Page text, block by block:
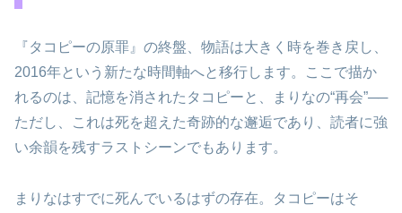
『タコピーの原罪』の終盤、物語は大きく時を巻き戻し、
2016年という新たな時間軸へと移行します。ここで描か
れるのは、記憶を消されたタコピーと、まりなの“再会”──
ただし、これは死を超えた奇跡的な邂逅であり、読者に強
い余韻を残すラストシーンでもあります。
まりなはすでに死んでいるはずの存在。タコピーはそ